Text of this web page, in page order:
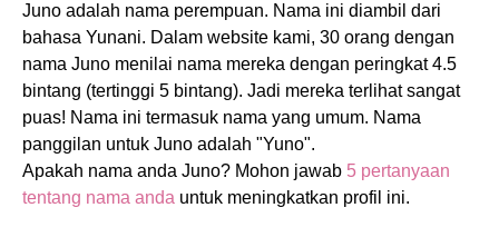
Juno adalah nama perempuan. Nama ini diambil dari
bahasa Yunani. Dalam website kami, 30 orang dengan
nama Juno menilai nama mereka dengan peringkat 4.5
bintang (tertinggi 5 bintang). Jadi mereka terlihat sangat
puas! Nama ini termasuk nama yang umum. Nama
panggilan untuk Juno adalah "Yuno".
Apakah nama anda Juno? Mohon jawab 5 pertanyaan
tentang nama anda untuk meningkatkan profil ini.